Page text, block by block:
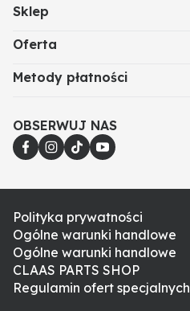
Sklep
Oferta
Metody płatności
OBSERWUJ NAS
Polityka prywatności
Ogólne warunki handlowe
Ogólne warunki handlowe
CLAAS PARTS SHOP
Regulamin ofert specjalnych